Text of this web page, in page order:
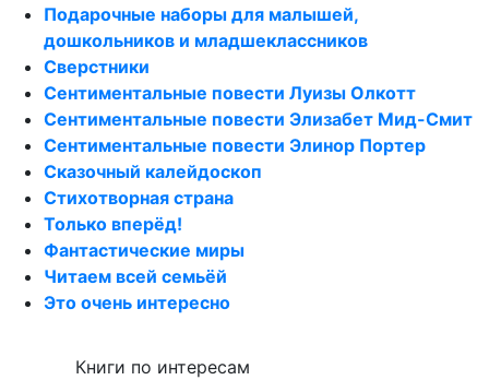
Подарочные наборы для малышей,
дошкольников и младшеклассников
Сверстники
Сентиментальные повести Луизы Олкотт
Сентиментальные повести Элизабет Мид-Смит
Сентиментальные повести Элинор Портер
Сказочный калейдоскоп
Стихотворная страна
Только вперёд!
Фантастические миры
Читаем всей семьёй
Это очень интересно
Книги по интересам